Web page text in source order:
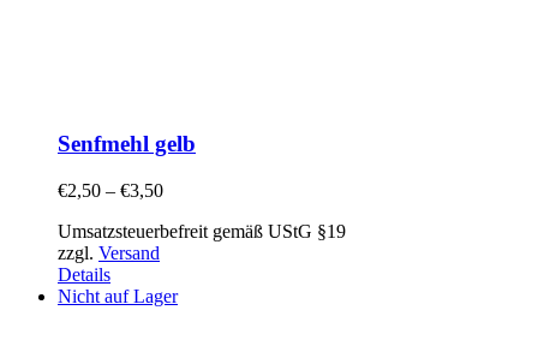
Senfmehl gelb
€2,50 – €3,50
Umsatzsteuerbefreit gemäß UStG §19
zzgl. Versand
Details
Nicht auf Lager